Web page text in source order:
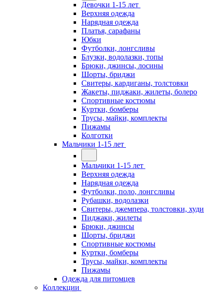
Девочки 1-15 лет
Верхняя одежда
Нарядная одежда
Платья, сарафаны
Юбки
Футболки, лонгсливы
Блузки, водолазки, топы
Брюки, джинсы, лосины
Шорты, бриджи
Свитеры, кардиганы, толстовки
Жакеты, пиджаки, жилеты, болеро
Спортивные костюмы
Куртки, бомберы
Трусы, майки, комплекты
Пижамы
Колготки
Мальчики 1-15 лет
Мальчики 1-15 лет
Верхняя одежда
Нарядная одежда
Футболки, поло, лонгсливы
Рубашки, водолазки
Свитеры, джемпера, толстовки, худи
Пиджаки, жилеты
Брюки, джинсы
Шорты, бриджи
Спортивные костюмы
Куртки, бомберы
Трусы, майки, комплекты
Пижамы
Одежда для питомцев
Коллекции